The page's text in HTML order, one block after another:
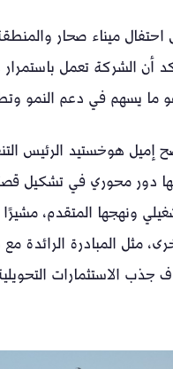
ميناء صحار
أن الشركة تعمل
ما يسهم في دعم النمو
إميل هوخستيد الرئيس
دور محوري في تشكيل
ونهجها المتقدم،
مثل المبادرة الرائدة
جذب الاستثمارات